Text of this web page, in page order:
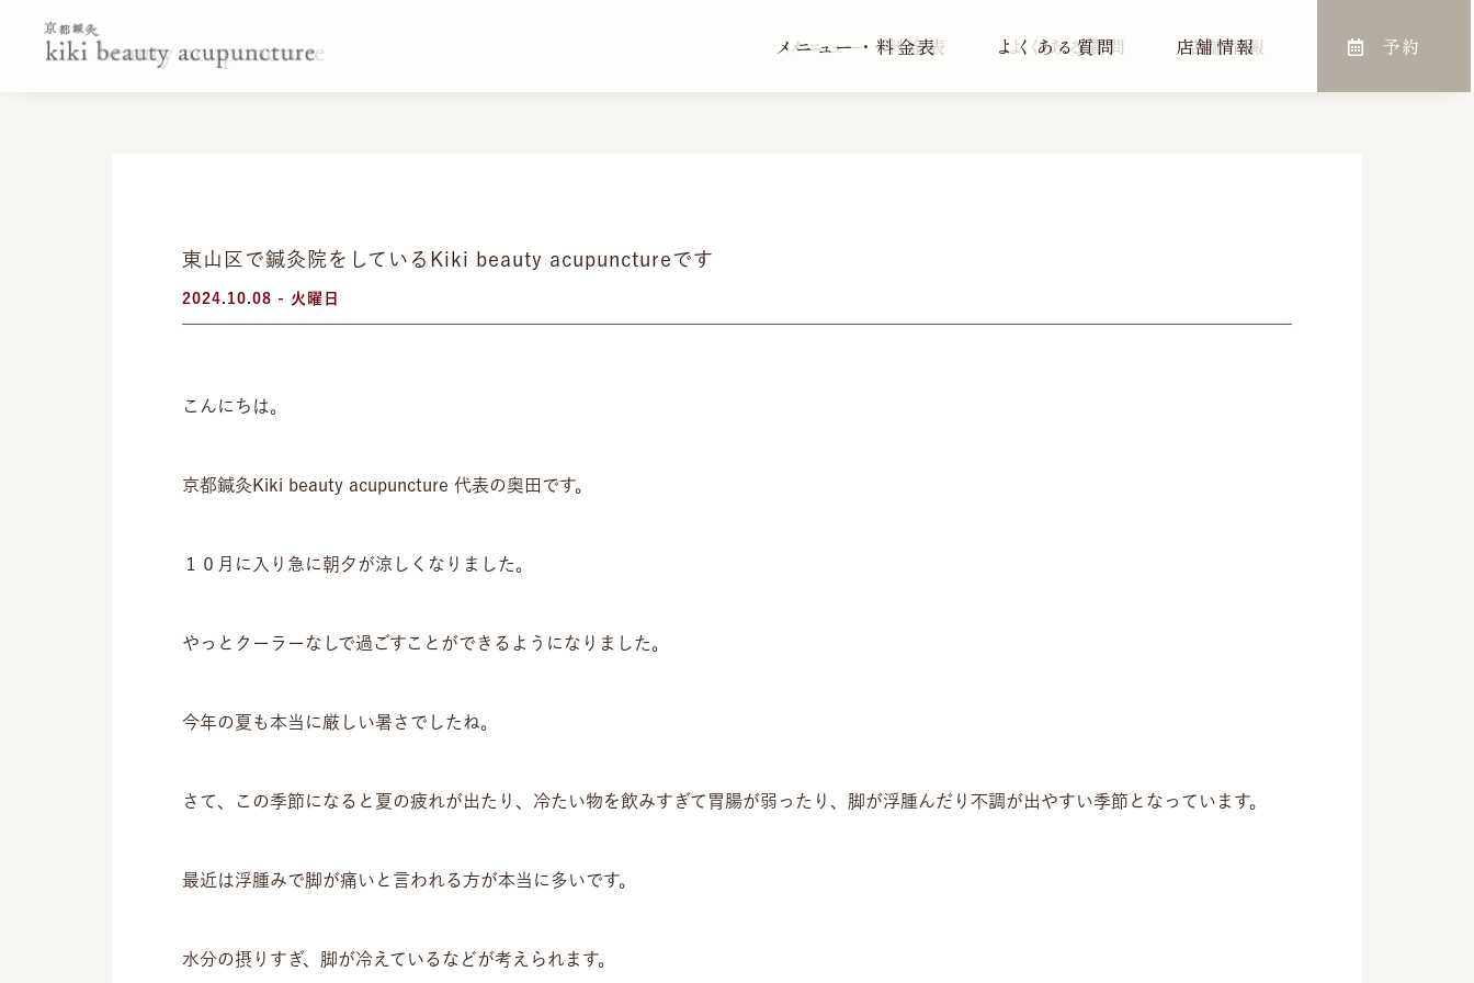
メニュー・料金表 よくある質問 店舗情報 予約
メニュー・料金表 よくある質問 店舗情報 予約
東山区で鍼灸院をしているKiki beauty acupunctureです
2024.10.08 - 火曜日
こんにちは。
京都鍼灸Kiki beauty acupuncture 代表の奥田です。
１０月に入り急に朝夕が涼しくなりました。
やっとクーラーなしで過ごすことができるようになりました。
今年の夏も本当に厳しい暑さでしたね。
さて、この季節になると夏の疲れが出たり、冷たい物を飲みすぎて胃腸が弱ったり、脚が浮腫んだり不調が出やすい季節となっています。
最近は浮腫みで脚が痛いと言われる方が本当に多いです。
水分の摂りすぎ、脚が冷えているなどが考えられます。